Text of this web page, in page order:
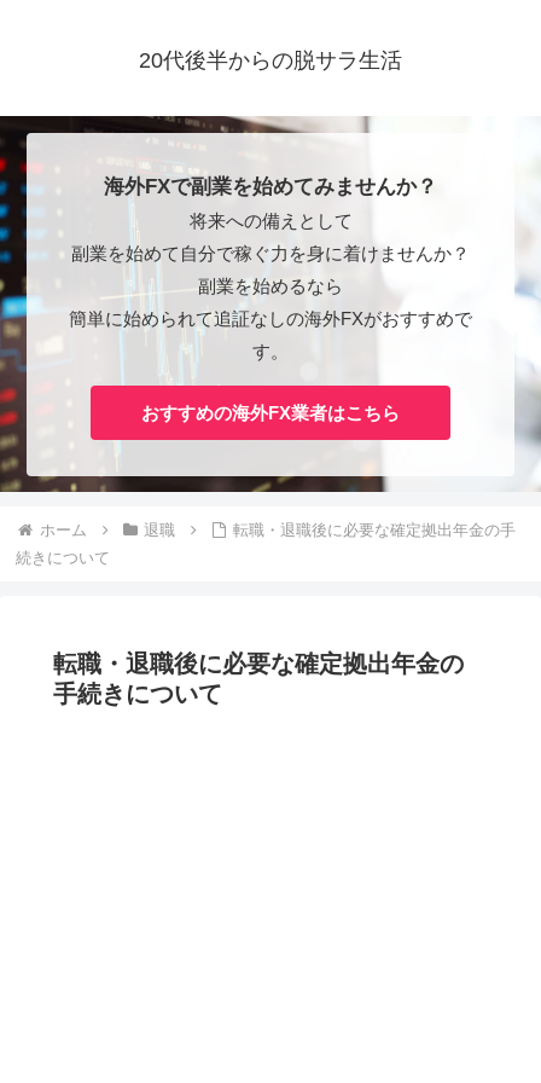
20代後半からの脱サラ生活
海外FXで副業を始めてみませんか？
将来への備えとして
副業を始めて自分で稼ぐ力を身に着けませんか？
副業を始めるなら
簡単に始められて追証なしの海外FXがおすすめで
す。
おすすめの海外FX業者はこちら
ホーム 退職
転職・退職後に必要な確定拠出年金の手
続きについて
転職・退職後に必要な確定拠出年金の
手続きについて